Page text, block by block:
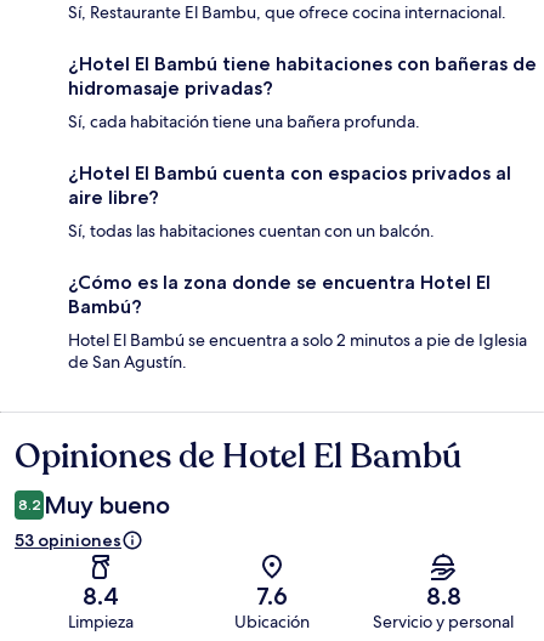
Sí, Restaurante El Bambu, que ofrece cocina internacional.
¿Hotel El Bambú tiene habitaciones con bañeras de
hidromasaje privadas?
Sí, cada habitación tiene una bañera profunda.
¿Hotel El Bambú cuenta con espacios privados al
aire libre?
Sí, todas las habitaciones cuentan con un balcón.
¿Cómo es la zona donde se encuentra Hotel El
Bambú?
Hotel El Bambú se encuentra a solo 2 minutos a pie de Iglesia
de San Agustín.
Opiniones
Opiniones de Hotel El Bambú
8.2 Muy bueno
53 opiniones
8.4
Limpieza
7.6
Ubicación
8.8
Servicio y personal